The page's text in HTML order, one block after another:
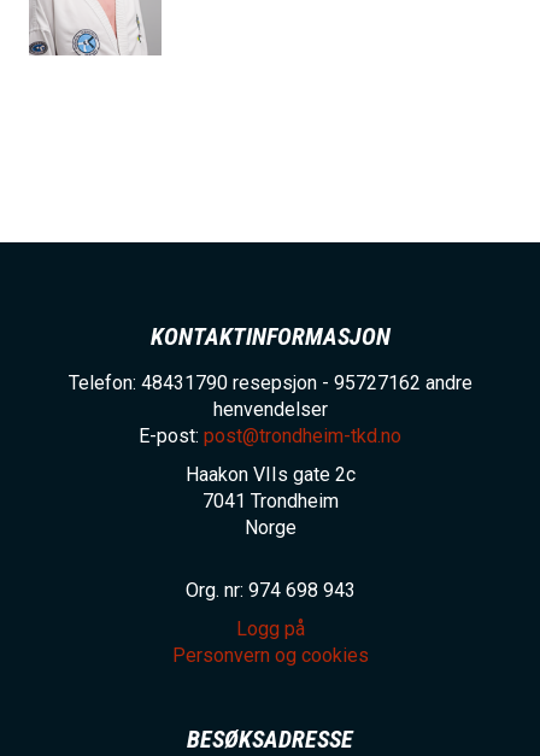
KONTAKTINFORMASJON
Telefon: 48431790 resepsjon - 95727162 andre
henvendelser
E-post: post@trondheim-tkd.no
Haakon VIIs gate 2c
7041 Trondheim
Norge
Org. nr: 974 698 943
Logg på
Personvern og cookies
BESØKSADRESSE